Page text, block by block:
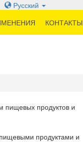
Русский
КОНТАКТЫ
пищевых продуктов и
продуктами и